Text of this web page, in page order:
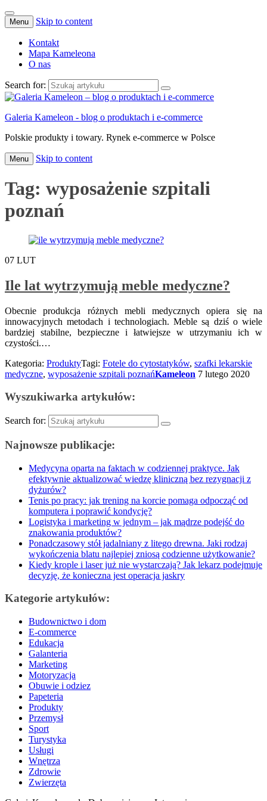
Menu Skip to content
Kontakt
Mapa Kameleona
O nas
Search for:
Galeria Kameleon - blog o produktach i e-commerce
Polskie produkty i towary. Rynek e-commerce w Polsce
Menu Skip to content
Tag: wyposażenie szpitali
poznań
07 LUT
Ile lat wytrzymują meble medyczne?
Obecnie produkcja różnych mebli medycznych opiera się na
innowacyjnych metodach i technologiach. Meble są dziś o wiele
bardziej stabilne, bezpieczne i łatwiejsze w utrzymaniu ich w
czystości.…
Kategoria: ProduktyTagi: Fotele do cytostatyków, szafki lekarskie
medyczne, wyposażenie szpitali poznańKameleon 7 lutego 2020
Wyszukiwarka artykułów:
Search for:
Najnowsze publikacje:
Medycyna oparta na faktach w codziennej praktyce. Jak
efektywnie aktualizować wiedzę kliniczną bez rezygnacji z
dyżurów?
Tenis po pracy: jak trening na korcie pomaga odpocząć od
komputera i poprawić kondycję?
Logistyka i marketing w jednym – jak mądrze podejść do
znakowania produktów?
Ponadczasowy stół jadalniany z litego drewna. Jaki rodzaj
wykończenia blatu najlepiej zniosą codzienne użytkowanie?
Kiedy krople i laser już nie wystarczają? Jak lekarz podejmuje
decyzję, że konieczna jest operacja jaskry
Kategorie artykułów:
Budownictwo i dom
E-commerce
Edukacja
Galanteria
Marketing
Motoryzacja
Obuwie i odziez
Papeteria
Produkty
Przemysł
Sport
Turystyka
Usługi
Wnętrza
Zdrowie
Zwierzęta